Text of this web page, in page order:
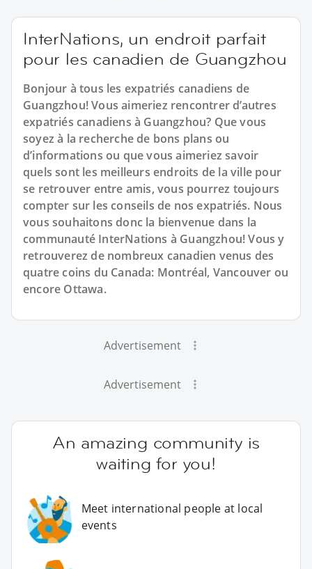
InterNations, un endroit parfait
pour les canadien de Guangzhou
Bonjour à tous les expatriés canadiens de
Guangzhou! Vous aimeriez rencontrer d’autres
expatriés canadiens à Guangzhou? Que vous
soyez à la recherche de bons plans ou
d’informations ou que vous aimeriez savoir
quels sont les meilleurs endroits de la ville pour
se retrouver entre amis, vous pourrez toujours
compter sur les conseils de nos expatriés. Nous
vous souhaitons donc la bienvenue dans la
communauté InterNations à Guangzhou! Vous y
retrouverez de nombreux canadien venus des
quatre coins du Canada: Montréal, Vancouver ou
encore Ottawa.
Advertisement
Advertisement
An amazing community is
waiting for you!
Meet international people at local
events